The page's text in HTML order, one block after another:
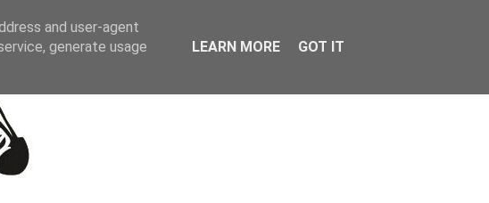
and user-agent
generate usage
LEARN MORE GOT IT